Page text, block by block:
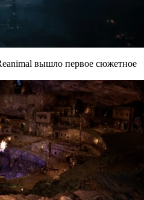
вышло первое сюжетное